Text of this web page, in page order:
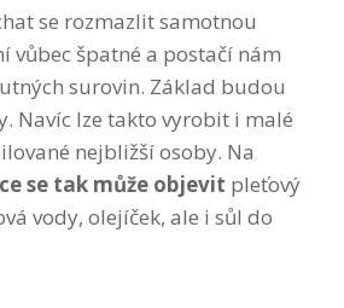
se rozmazlit samotnou
vůbec špatné a postačí nám
surovin. Základ budou
Navíc lze takto vyrobit i malé
nejbližší osoby. Na
se tak může objevit pleťový
vody, olejíček, ale i sůl do